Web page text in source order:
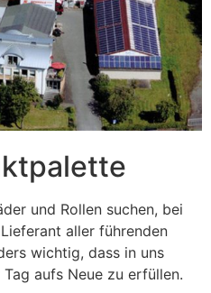
und Rollen suchen, bei
aller führenden
wichtig, dass in uns
aufs Neue zu erfüllen.